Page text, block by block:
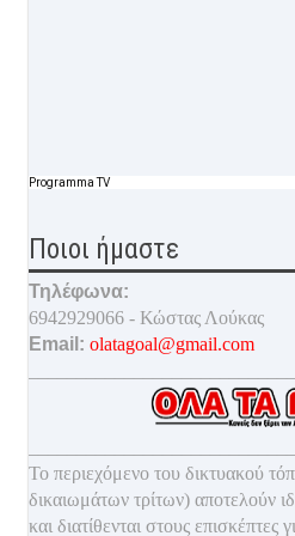
Programma TV
Ποιοι ήμαστε
Τηλέφωνα:
6942929066 - Κώστας Λούκας
Email: olatagoal@gmail.com
Το περιεχόμενο του δικτυακού
δικαιωμάτων τρίτων) αποτελούν
και διατίθενται στους